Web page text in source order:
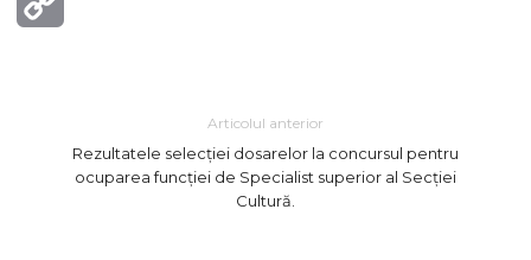
Articolul anterior
Rezultatele selecției dosarelor la concursul pentru
ocuparea funcției de Specialist superior al Secției
Cultură.